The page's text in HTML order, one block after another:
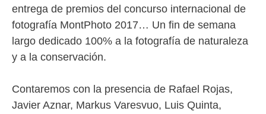
entrega de premios del concurso internacional de
fotografía MontPhoto 2017… Un fin de semana
largo dedicado 100% a la fotografía de naturaleza
y a la conservación.
Contaremos con la presencia de Rafael Rojas,
Javier Aznar, Markus Varesvuo, Luis Quinta,